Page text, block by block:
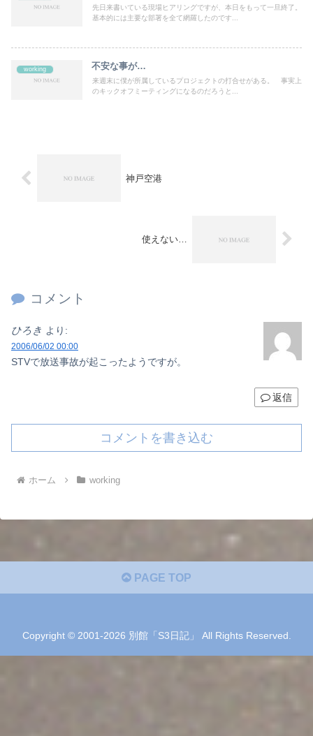
先日来書いている現場ヒアリングですが、本日をもって一旦終了。
基本的には主要な部署を全て網羅したのです...
working 不安な事が…
来週末に僕が所属しているプロジェクトの打合せがある。 事実上
のキックオフミーティングになるのだろうと...
神戸空港
使えない…
コメント
ひろき より:
2006/06/02 00:00
STVで放送事故が起こったようですが。
返信
コメントを書き込む
ホーム working
PAGE TOP
Copyright © 2001-2026 別館「S3日記」 All Rights Reserved.